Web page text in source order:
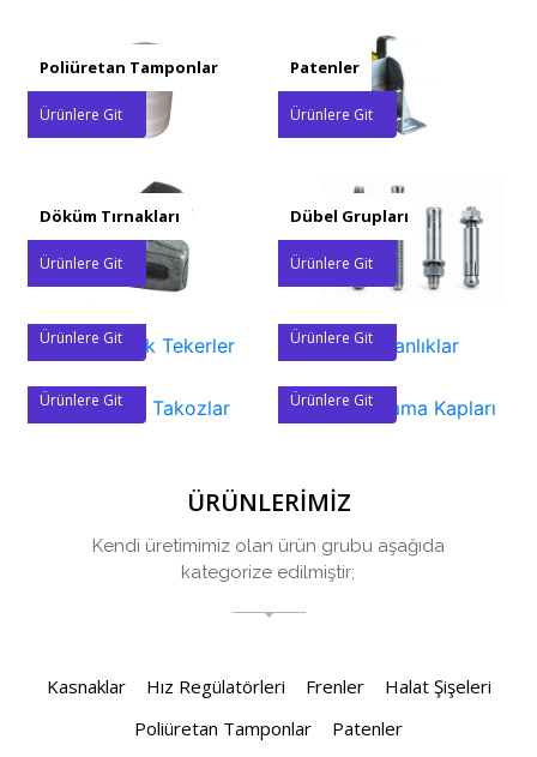
Poliüretan Tamponlar
Ürünlere Git
Patenler
Ürünlere Git
Döküm Tırnakları
Ürünlere Git
Dübel Grupları
Ürünlere Git
Eksantrik Tekerler
Ürünlere Git
Yağdanlıklar
Ürünlere Git
Flexıble Takozlar
Ürünlere Git
Yağ Toplama Kapları
Ürünlere Git
ÜRÜNLERİMİZ
Kendi üretimimiz olan ürün grubu aşağıda
kategorize edilmiştir;
Kasnaklar Hız Regülatörleri Frenler
Halat Şişeleri
Poliüretan Tamponlar
Patenler